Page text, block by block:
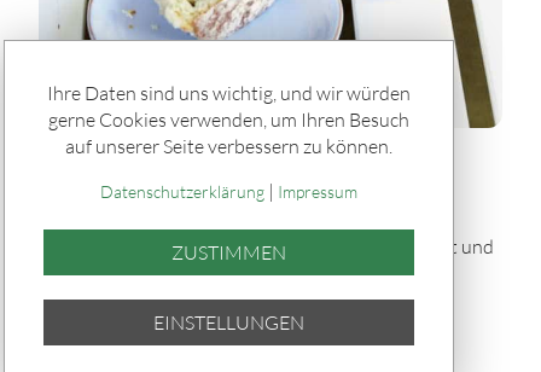
Rätseln & Service / Rezepte
Gefülltes Brot "Tortano" vom Grill
Dieses gefüllte Brot „Tortano“ vom Grill ist herzhaft und
saftig: Ein fluffiger Hefeteig umhüllt Pesto,
Ihre Daten sind uns wichtig, und wir würden
gerne Cookies verwenden, um Ihren Besuch
auf unserer Seite verbessern zu können.
Datenschutzerklärung| Impressum
ZUSTIMMEN
EINSTELLUNGEN